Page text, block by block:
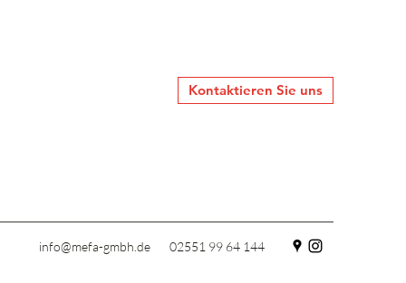
Kontaktieren Sie uns
info@mefa-gmbh.de 02551 99 64 144